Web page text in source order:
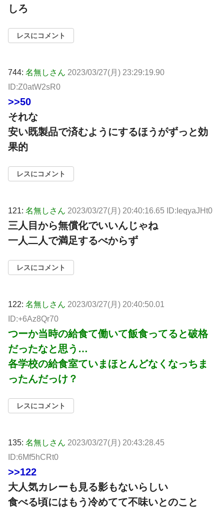
しろ
レスにコメント
744: 名無しさん 2023/03/27(月) 23:29:19.90
ID:Z0atW2sR0
>>50
それな
安い既製品で済むようにするほうがずっと効
果的
レスにコメント
121: 名無しさん 2023/03/27(月) 20:40:16.65 ID:IeqyaJHt0
三人目から無償化でいいんじゃね
一人二人で満足するべからず
レスにコメント
122: 名無しさん 2023/03/27(月) 20:40:50.01
ID:+6Az8Qr70
つーか当時の給食て働いて飯食ってると破格
だったなと思う…
各学校の給食室ていまほとんどなくなっちま
ったんだっけ？
レスにコメント
135: 名無しさん 2023/03/27(月) 20:43:28.45
ID:6Mf5hCRt0
>>122
大人気カレーも見る影もないらしい
食べる頃にはもう冷めてて不味いとのこと